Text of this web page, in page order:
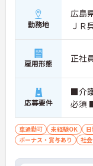
勤務地
広島
ＪＲ
雇用形態 正社
応募要件
■介
必須
車通勤可 未経験OK
ボーナス・賞与あり
社